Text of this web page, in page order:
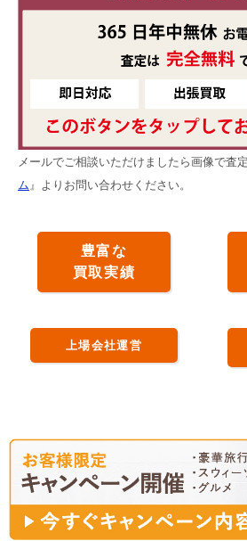
メールでご相談いただけましたら画像で査
ム 』よりお問い合わせください。
豊富な
買取実績
上場会社運営